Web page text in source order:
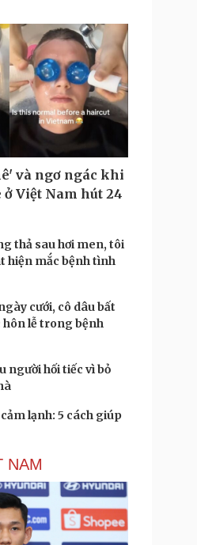
và ngơ ngác khi
ở Việt Nam hút 24
thả sau hơi men, tôi
hiện mắc bệnh tình
cưới, cô dâu bất
hôn lễ trong bệnh
người hối tiếc vì bỏ
lạnh: 5 cách giúp
NAM